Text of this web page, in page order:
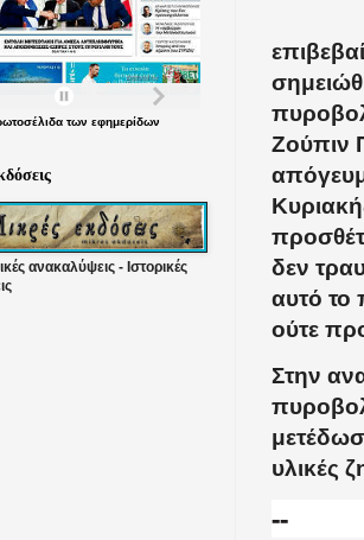
Ζούπιν
δεν
αυτό το
ούτε
Στην
υλικές
--
των εφημερίδων
ανακαλύψεις - Ιστορικές